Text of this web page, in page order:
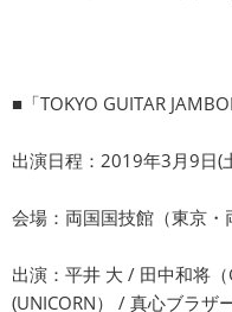
■「TOKYO GUITAR
出演日程：2019年3月9日
会場：両国国技館（東京・
出演：平井 大 / 田中和将
(UNICORN） / 真心ブラザ